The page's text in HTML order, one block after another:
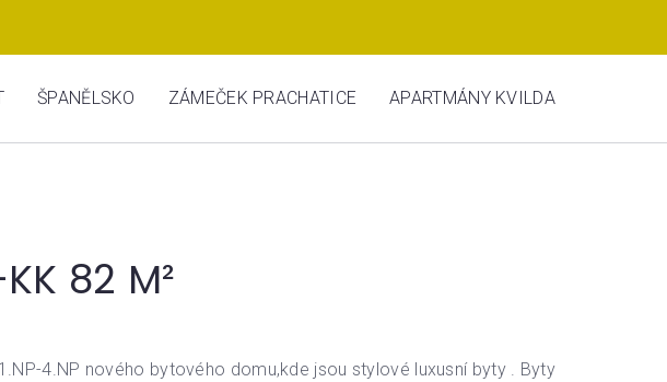
ŠPANĚLSKO ZÁMEČEK PRACHATICE APARTMÁNY KVILDA
82 M²
4.NP nového bytového domu,kde jsou stylové luxusní byty . Byty